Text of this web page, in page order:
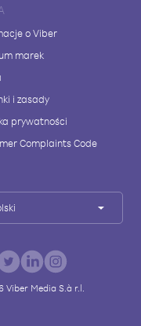
o Viber
marek
i zasady
prywatności
Complaints Code
Viber Media S.à r.l.